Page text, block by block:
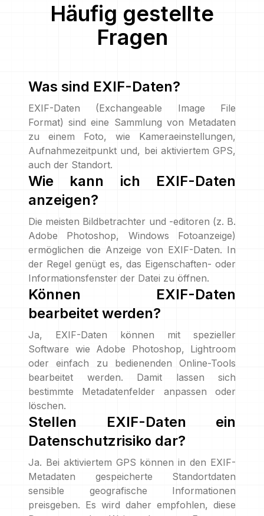
Häufig gestellte
Fragen
Was sind EXIF-Daten?
EXIF-Daten (Exchangeable Image File
Format) sind eine Sammlung von Metadaten
zu einem Foto, wie Kameraeinstellungen,
Aufnahmezeitpunkt und, bei aktiviertem GPS,
auch der Standort.
Wie kann ich EXIF-Daten
anzeigen?
Die meisten Bildbetrachter und -editoren (z. B.
Adobe Photoshop, Windows Fotoanzeige)
ermöglichen die Anzeige von EXIF-Daten. In
der Regel genügt es, das Eigenschaften- oder
Informationsfenster der Datei zu öffnen.
Können EXIF-Daten
bearbeitet werden?
Ja, EXIF-Daten können mit spezieller
Software wie Adobe Photoshop, Lightroom
oder einfach zu bedienenden Online-Tools
bearbeitet werden. Damit lassen sich
bestimmte Metadatenfelder anpassen oder
löschen.
Stellen EXIF-Daten ein
Datenschutzrisiko dar?
Ja. Bei aktiviertem GPS können in den EXIF-
Metadaten gespeicherte Standortdaten
sensible geografische Informationen
preisgeben. Es wird daher empfohlen, diese